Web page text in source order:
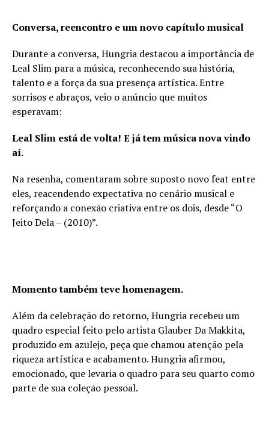
Conversa, reencontro e um novo capítulo musical
Durante a conversa, Hungria destacou a importância de
Leal Slim para a música, reconhecendo sua história,
talento e a força da sua presença artística. Entre
sorrisos e abraços, veio o anúncio que muitos
esperavam:
Leal Slim está de volta! E já tem música nova vindo
aí.
Na resenha, comentaram sobre suposto novo feat entre
eles, reacendendo expectativa no cenário musical e
reforçando a conexão criativa entre os dois, desde “O
Jeito Dela – (2010)”.
Momento também teve homenagem.
Além da celebração do retorno, Hungria recebeu um
quadro especial feito pelo artista Glauber Da Makkita,
produzido em azulejo, peça que chamou atenção pela
riqueza artística e acabamento. Hungria afirmou,
emocionado, que levaria o quadro para seu quarto como
parte de sua coleção pessoal.